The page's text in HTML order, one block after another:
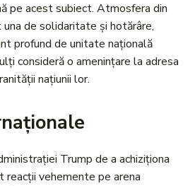
pe acest subiect. Atmosfera din
de solidaritate și hotărâre,
profund de unitate națională
consideră o amenințare la adresa
națiunii lor.
Trump de a achiziționa
reacții vehemente pe arena